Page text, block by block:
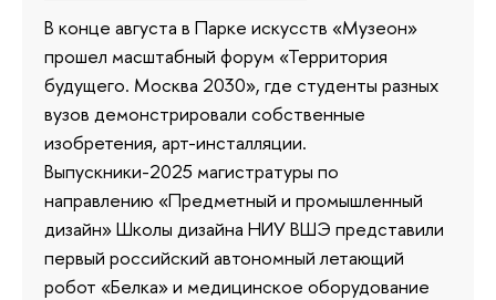
В конце августа в Парке искусств «Музеон»
прошел масштабный форум «Территория
будущего. Москва 2030», где студенты разных
вузов демонстрировали собственные
изобретения, арт-инсталляции.
Выпускники-2025 магистратуры по
направлению «Предметный и промышленный
дизайн» Школы дизайна НИУ ВШЭ представили
первый российский автономный летающий
робот «Белка» и медицинское оборудование